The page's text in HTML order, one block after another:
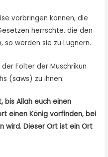
vorbringen können, die
herrschte, die den
so werden sie zu Lügnern.
Folter der Muschrikun
(saws) zu ihnen:
bis Allah euch einen
einen König vorfinden, bei
wird. Dieser Ort ist ein Ort